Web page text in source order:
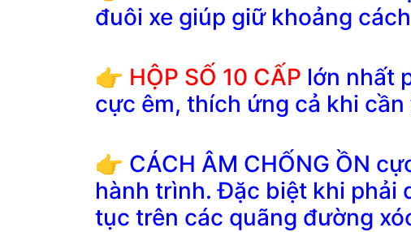
đuôi xe giúp giữ khoảng
👉 HỘP SỐ 10 CẤP lớn nhất
cực êm, thích ứng cả khi cần
👉 CÁCH ÂM CHỐNG ỒN
hành trình. Đặc biệt khi phải
tục trên các quãng đường